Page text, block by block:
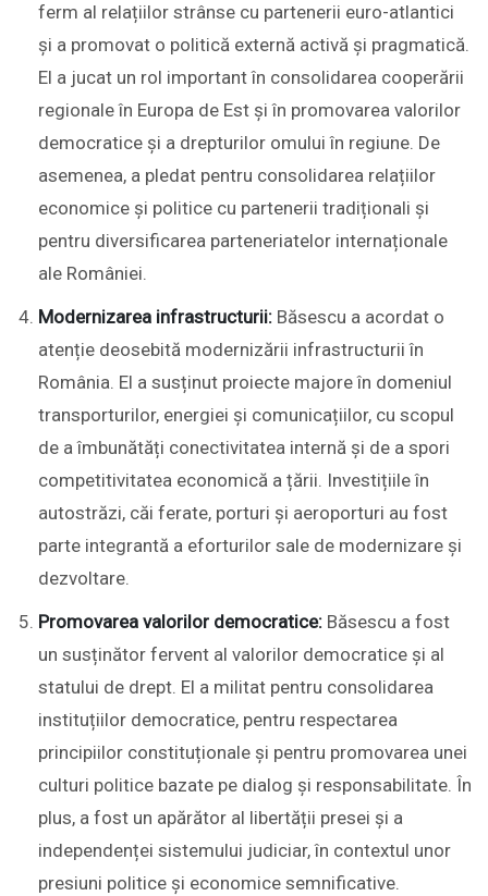
ferm al relațiilor strânse cu partenerii euro-atlantici
și a promovat o politică externă activă și pragmatică.
El a jucat un rol important în consolidarea cooperării
regionale în Europa de Est și în promovarea valorilor
democratice și a drepturilor omului în regiune. De
asemenea, a pledat pentru consolidarea relațiilor
economice și politice cu partenerii tradiționali și
pentru diversificarea parteneriatelor internaționale
ale României.
Modernizarea infrastructurii: Băsescu a acordat o
atenție deosebită modernizării infrastructurii în
România. El a susținut proiecte majore în domeniul
transporturilor, energiei și comunicațiilor, cu scopul
de a îmbunătăți conectivitatea internă și de a spori
competitivitatea economică a țării. Investițiile în
autostrăzi, căi ferate, porturi și aeroporturi au fost
parte integrantă a eforturilor sale de modernizare și
dezvoltare.
Promovarea valorilor democratice: Băsescu a fost
un susținător fervent al valorilor democratice și al
statului de drept. El a militat pentru consolidarea
instituțiilor democratice, pentru respectarea
principiilor constituționale și pentru promovarea unei
culturi politice bazate pe dialog și responsabilitate. În
plus, a fost un apărător al libertății presei și a
independenței sistemului judiciar, în contextul unor
presiuni politice și economice semnificative.